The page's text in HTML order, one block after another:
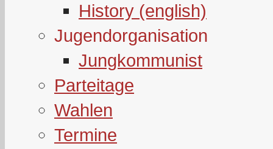
History (english)
Jugendorganisation
Jungkommunist
Parteitage
Wahlen
Termine